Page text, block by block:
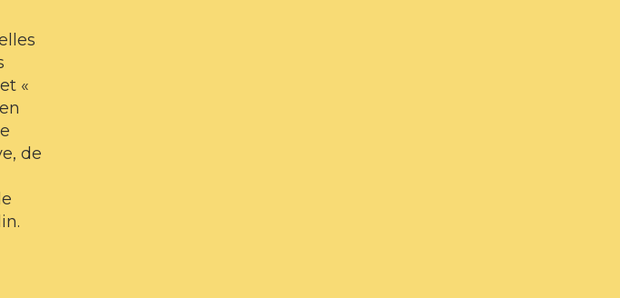
«
de